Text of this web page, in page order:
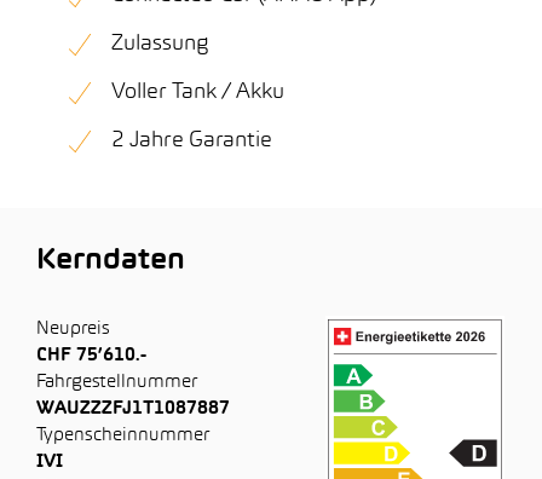
Zulassung
Voller Tank / Akku
2 Jahre Garantie
Kerndaten
Neupreis
CHF 75’610.-
Fahrgestellnummer
WAUZZZFJ1T1087887
Typenscheinnummer
IVI